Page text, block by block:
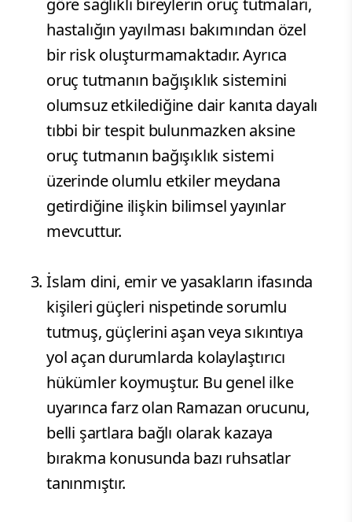
göre sağlıklı bireylerin oruç tutmaları,
hastalığın yayılması bakımından özel
bir risk oluşturmamaktadır. Ayrıca
oruç tutmanın bağışıklık sistemini
olumsuz etkilediğine dair kanıta dayalı
tıbbi bir tespit bulunmazken aksine
oruç tutmanın bağışıklık sistemi
üzerinde olumlu etkiler meydana
getirdiğine ilişkin bilimsel yayınlar
mevcuttur.
​İslam dini, emir ve yasakların ifasında
kişileri güçleri nispetinde sorumlu
tutmuş, güçlerini aşan veya sıkıntıya
yol açan durumlarda kolaylaştırıcı
hükümler koymuştur. Bu genel ilke
uyarınca farz olan Ramazan orucunu,
belli şartlara bağlı olarak kazaya
bırakma konusunda bazı ruhsatlar
tanınmıştır.